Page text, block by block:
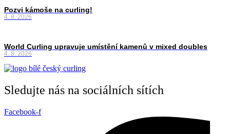
Pozvi kámoše na curling!
4. 8. 2026
World Curling upravuje umístění kamenů v mixed doubles
4. 8. 2026
Sledujte nás na sociálních sítích
Facebook-f